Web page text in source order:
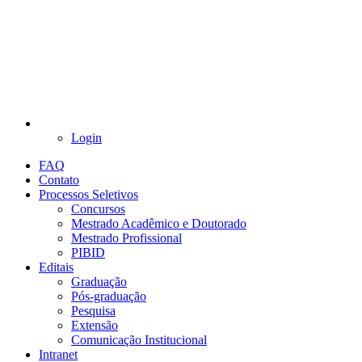
Login
FAQ
Contato
Processos Seletivos
Concursos
Mestrado Acadêmico e Doutorado
Mestrado Profissional
PIBID
Editais
Graduação
Pós-graduação
Pesquisa
Extensão
Comunicação Institucional
Intranet